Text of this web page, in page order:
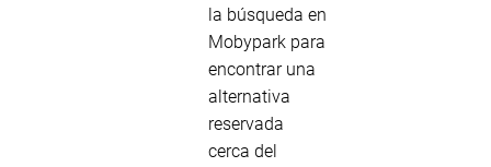
la búsqueda en
Mobypark para
encontrar una
alternativa
reservada
cerca del